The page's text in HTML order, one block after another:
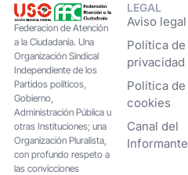
Federacion de Atención
a la Ciudadanía. Una
Organización Sindical
Independiente de los
Partidos políticos,
Gobierno,
Administración Pública u
otras Instituciones; una
Organización Pluralista,
con profundo respeto a
las convicciones
LEGAL
Aviso legal
Política de
privacidad
Política de
cookies
Canal del
Informante